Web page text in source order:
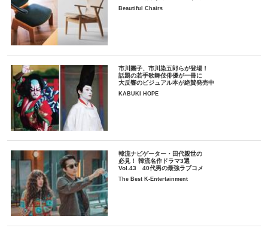
Beautiful Chairs
市川團子、市川染五郎らが登場！
話題の若手歌舞伎俳優が一冊に
大反響のビジュアル本が絶賛発売中
KABUKI HOPE
韓流ナビゲーター・田代親世の
必見！ 韓流名作ドラマ3選
Vol.43 40代男の最強ラブコメ
The Best K-Entertainment